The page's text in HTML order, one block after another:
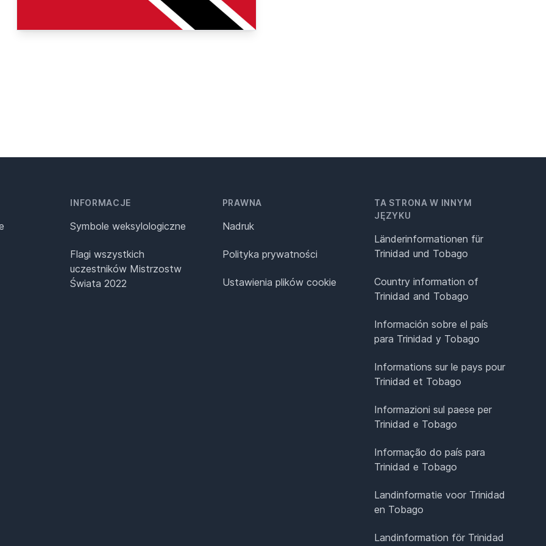
INFORMACJE
Symbole weksylologiczne
Flagi wszystkich
uczestników Mistrzostw
Świata 2022
PRAWNA
Nadruk
Polityka prywatności
Ustawienia plików cookie
TA STRONA W INNYM
JĘZYKU
Länderinformationen für
Trinidad und Tobago
Country information of
Trinidad and Tobago
Información sobre el país
para Trinidad y Tobago
Informations sur le pays pour
Trinidad et Tobago
Informazioni sul paese per
Trinidad e Tobago
Informação do país para
Trinidad e Tobago
Landinformatie voor Trinidad
en Tobago
Landinformation för Trinidad